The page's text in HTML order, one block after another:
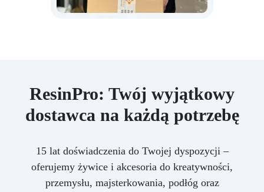
ResinPro: Twój wyjątkowy
dostawca na każdą potrzebę
15 lat doświadczenia do Twojej dyspozycji –
oferujemy żywice i akcesoria do kreatywności,
przemysłu, majsterkowania, podłóg oraz